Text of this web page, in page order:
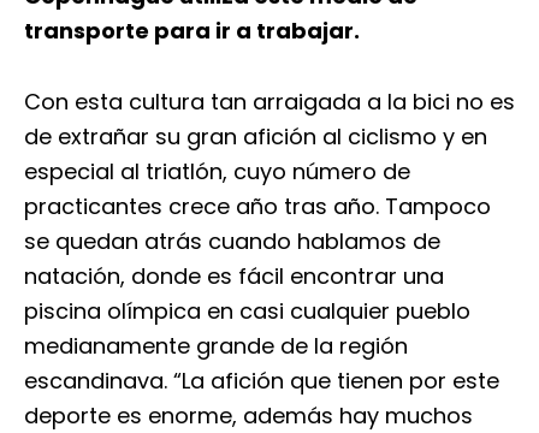
transporte para ir a trabajar.
Con esta cultura tan arraigada a la bici no es
de extrañar su gran afición al ciclismo y en
especial al triatlón, cuyo número de
practicantes crece año tras año. Tampoco
se quedan atrás cuando hablamos de
natación, donde es fácil encontrar una
piscina olímpica en casi cualquier pueblo
medianamente grande de la región
escandinava. “La afición que tienen por este
deporte es enorme, además hay muchos